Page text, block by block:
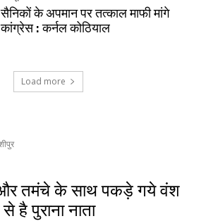
सैनिकों के अपमान पर तत्काल माफी मांगे
कांग्रेस : कर्नल कोठियाल
Load more